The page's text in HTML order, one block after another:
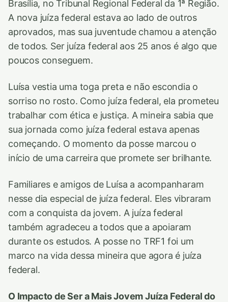
Brasília, no Tribunal Regional Federal da 1ª Região.
A nova juíza federal estava ao lado de outros
aprovados, mas sua juventude chamou a atenção
de todos. Ser juíza federal aos 25 anos é algo que
poucos conseguem.
Luísa vestia uma toga preta e não escondia o
sorriso no rosto. Como juíza federal, ela prometeu
trabalhar com ética e justiça. A mineira sabia que
sua jornada como juíza federal estava apenas
começando. O momento da posse marcou o
início de uma carreira que promete ser brilhante.
Familiares e amigos de Luísa a acompanharam
nesse dia especial de juíza federal. Eles vibraram
com a conquista da jovem. A juíza federal
também agradeceu a todos que a apoiaram
durante os estudos. A posse no TRF1 foi um
marco na vida dessa mineira que agora é juíza
federal.
O Impacto de Ser a Mais Jovem Juíza Federal do